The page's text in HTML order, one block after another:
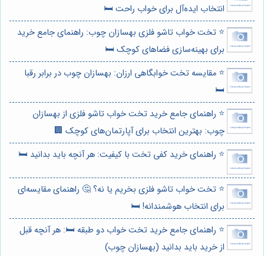
انتخاب ایده‌آل برای خواب راحت 🛏️
⭐️ تخت خواب تاشو فلزی بهسازان چوب: راهنمای جامع خرید
برای بهینه‌سازی فضاهای کوچک 🛏️
⭐️ مقایسه تخت خوابگاهی ارزان: بهسازان چوب در برابر رقبا
🛏️
⭐️ راهنمای جامع خرید تخت خواب تاشو فلزی از بهسازان
چوب: بهترین انتخاب برای آپارتمان‌های کوچک 🏢
⭐️ راهنمای خرید کفی تخت با کیفیت: هر آنچه باید بدانید 🛏️
⭐️ تخت خواب تاشو فلزی بخریم یا نه؟ 🤔 راهنمای مقایسه‌ای
برای انتخاب هوشمندانه! 🛏️
⭐️ راهنمای جامع خرید تخت خواب دو طبقه 🛏️: هر آنچه قبل
از خرید باید بدانید (بهسازان چوب)